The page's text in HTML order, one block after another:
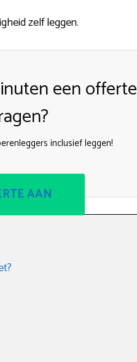
zelf leggen.
een offerte
inclusief leggen!
AAN